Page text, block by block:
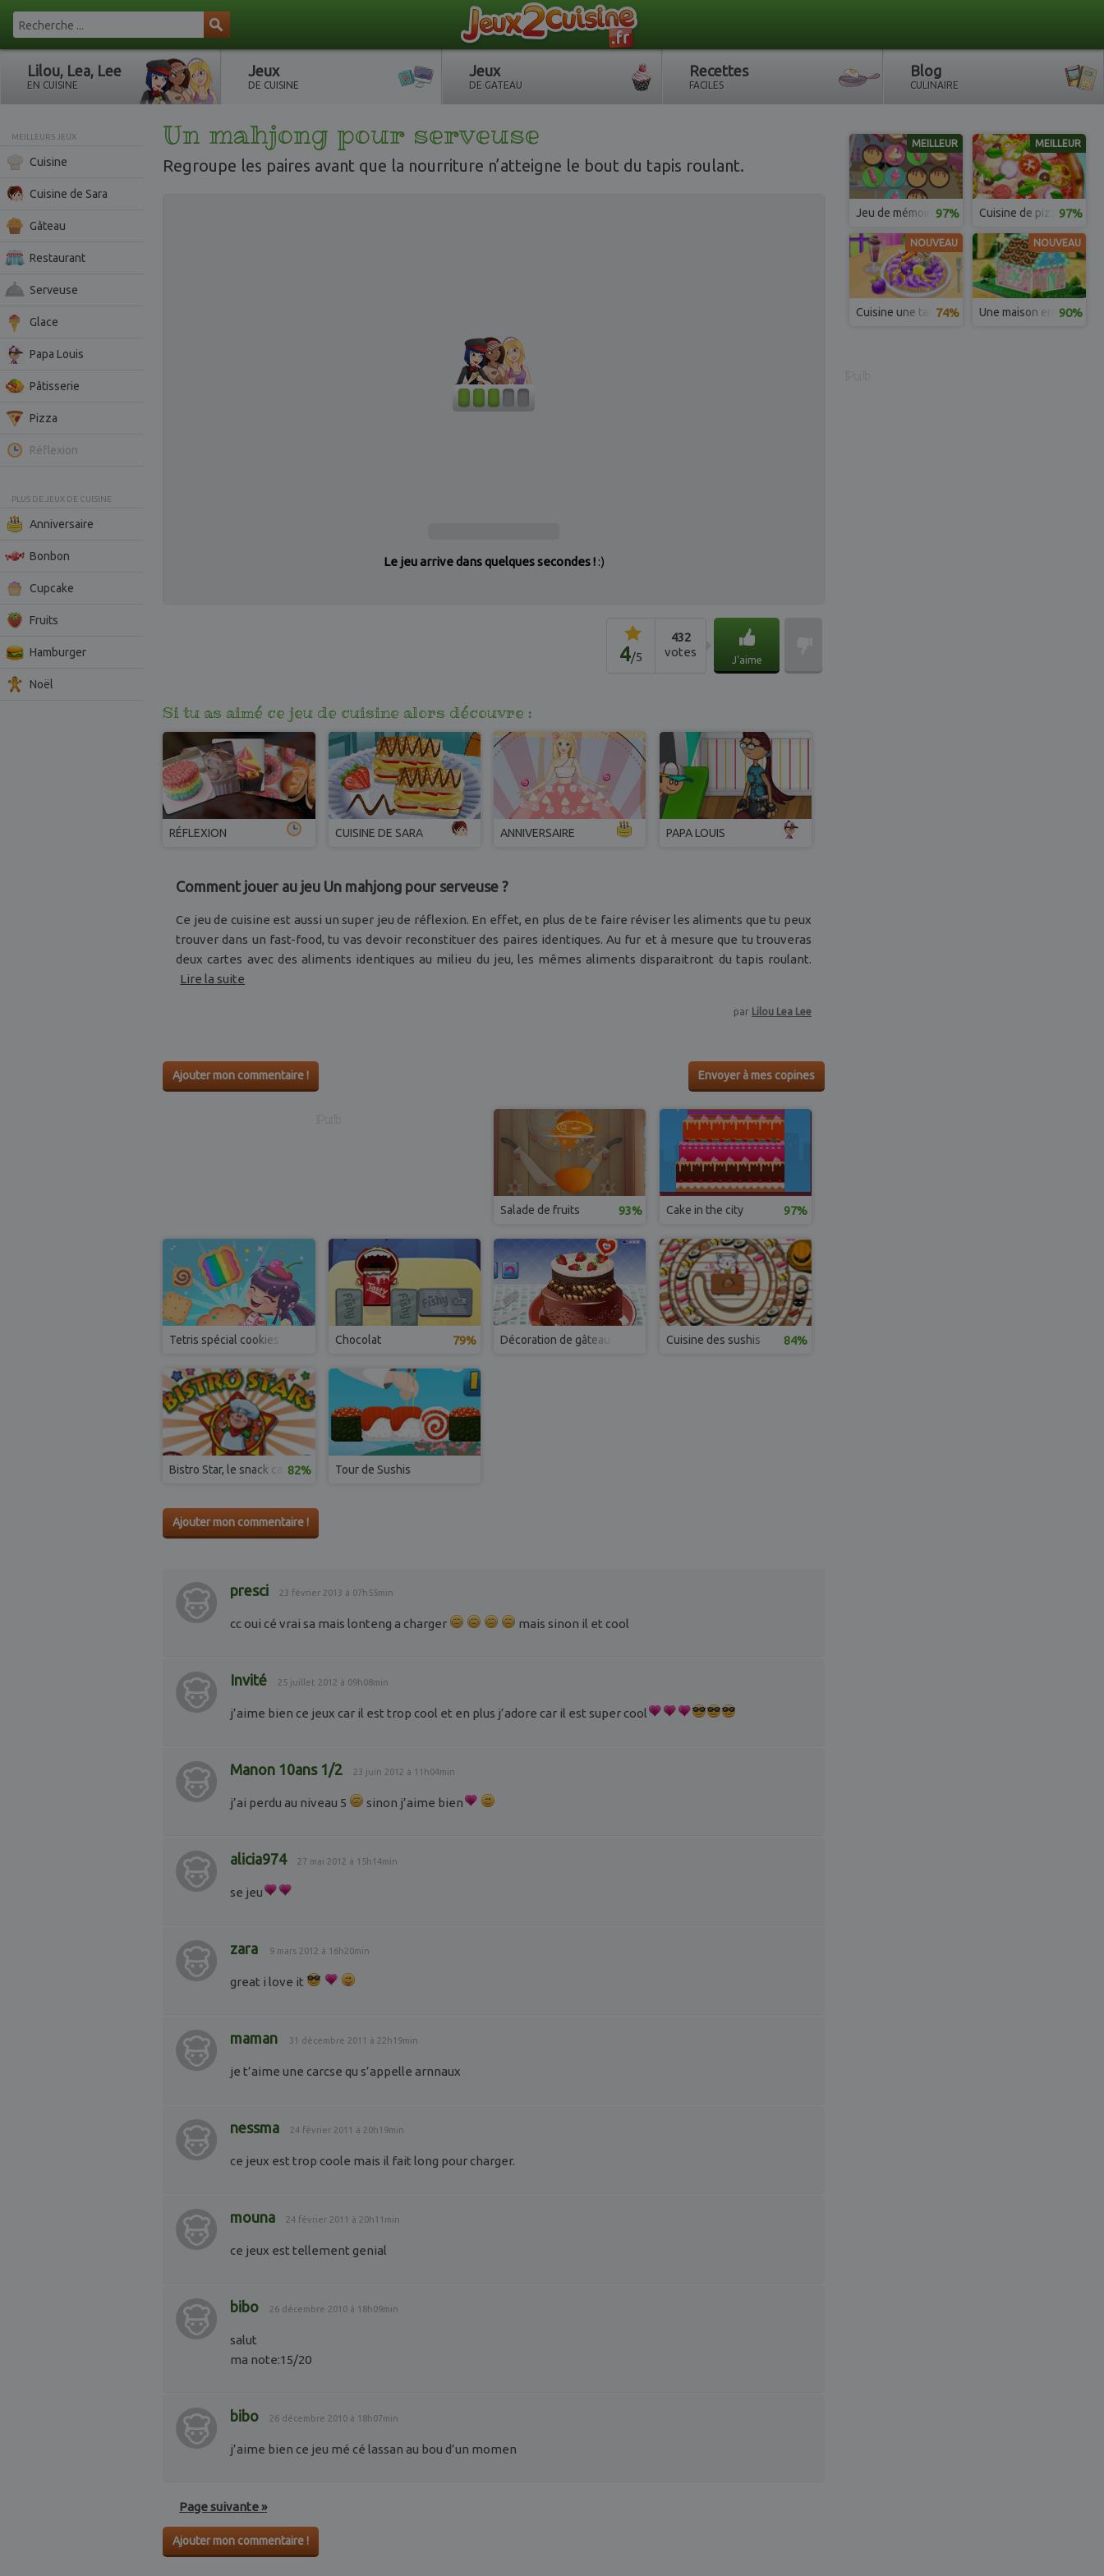
Lilou, Lea, Lee
EN CUISINE
Jeux
DE CUISINE
Jeux
DE GATEAU
Recettes
FACILES
Blog
CULINAIRE
MEILLEURS JEUX
Cuisine
Cuisine de Sara
Gâteau
Restaurant
Serveuse
Glace
Papa Louis
Pâtisserie
Pizza
Réflexion
PLUS DE JEUX DE CUISINE
Anniversaire
Bonbon
Cupcake
Fruits
Hamburger
Noël
Un mahjong pour serveuse
Regroupe les paires avant que la nourriture n’atteigne le bout du tapis roulant.
Le jeu arrive dans quelques secondes !:)
4/5
432
votes
J'aime
Si tu as aimé ce jeu de cuisine alors découvre :
RÉFLEXION CUISINE DE SARA ANNIVERSAIRE PAPA LOUIS
Comment jouer au jeu Un mahjong pour serveuse ?
Ce jeu de cuisine est aussi un super jeu de réflexion. En effet, en plus de te faire réviser les aliments que tu peux
trouver dans un fast-food, tu vas devoir reconstituer des paires identiques. Au fur et à mesure que tu trouveras
deux cartes avec des aliments identiques au milieu du jeu, les mêmes aliments disparaitront du tapis roulant.
Lire la suite
par Lilou Lea Lee
Ajouter mon commentaire ! Envoyer à mes copines
Salade de fruits 93% Cake in the city 97%
Tetris spécial cookies Chocolat 79% Décoration de gâteau Cuisine des sushis 84%
Bistro Star, le snack casse-tête
82% Tour de Sushis
MEILLEUR
Jeu de mémoire de glaces
97%
MEILLEUR
Cuisine de pizzas97%
NOUVEAU
Cuisine une tarte aux prunes
74%
NOUVEAU
Une maison en pain
90%
Ajouter mon commentaire !
presci 23 février 2013 à 07h55min
cc oui cé vrai sa mais lonteng a charger mais sinon il et cool
Invité 25 juillet 2012 à 09h08min
j’aime bien ce jeux car il est trop cool et en plus j’adore car il est super cool
Manon 10ans 1/2 23 juin 2012 à 11h04min
j’ai perdu au niveau 5 sinon j’aime bien
alicia974 27 mai 2012 à 15h14min
se jeu
zara 9 mars 2012 à 16h20min
great i love it
maman 31 décembre 2011 à 22h19min
je t’aime une carcse qu s’appelle arnnaux
nessma 24 février 2011 à 20h19min
ce jeux est trop coole mais il fait long pour charger.
mouna 24 février 2011 à 20h11min
ce jeux est tellement genial
bibo 26 décembre 2010 à 18h09min
salut
ma note:15/20
bibo 26 décembre 2010 à 18h07min
j’aime bien ce jeu mé cé lassan au bou d’un momen
Page suivante »
Ajouter mon commentaire !